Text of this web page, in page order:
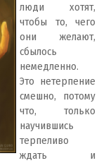
люди хотят,
чтобы то, чего
они желают,
сбылось
немедленно.
Это нетерпение
смешно, потому
что, только
научившись
терпеливо
ждать и